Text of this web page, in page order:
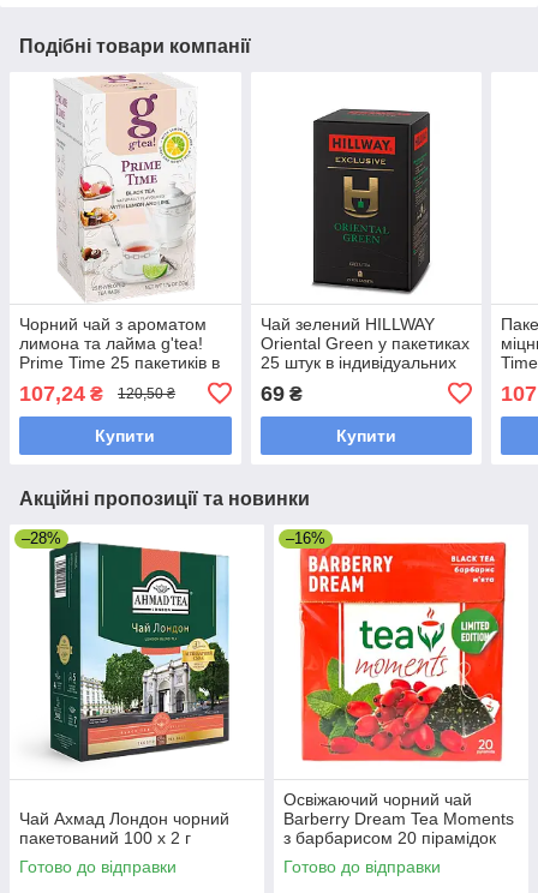
Подібні товари компанії
Чорний чай з ароматом
лимона та лайма g'tea!
Prime Time 25 пакетиків в
індивідуальних конвертах
107,24 ₴ 120,50 ₴
Купити
Чай зелений HILLWAY
Oriental Green у пакетиках
25 штук в індивідуальних
69₴
Купити
Акційні пропозиції та новинки
–28%
Чай Ахмад Лондон чорний
пакетований 100 х 2 г
Готово до відправки
–16%
Освіжаючий чорний чай
Barberry Dream Tea Moments
з барбарисом 20 пірамідок
Готово до відправки